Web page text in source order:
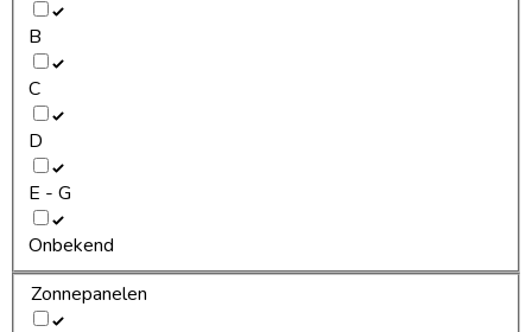
B
C
D
E - G
Onbekend
Zonnepanelen